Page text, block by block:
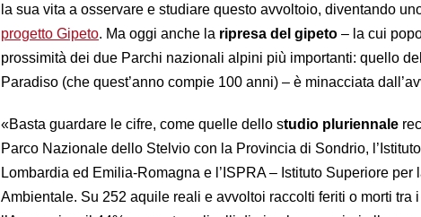
la sua vita a osservare e studiare questo avvoltoio, diventando
progetto Gipeto. Ma oggi anche la ripresa del gipeto – la cui
prossimità dei due Parchi nazionali alpini più importanti: quello
Paradiso (che quest’anno compie 100 anni) – è minacciata
«Basta guardare le cifre, come quelle dello studio pluriennale
Parco Nazionale dello Stelvio con la Provincia di Sondrio,
Lombardia ed Emilia-Romagna e l’ISPRA – Istituto Superiore
Ambientale. Su 252 aquile reali e avvoltoi raccolti feriti o morti tra